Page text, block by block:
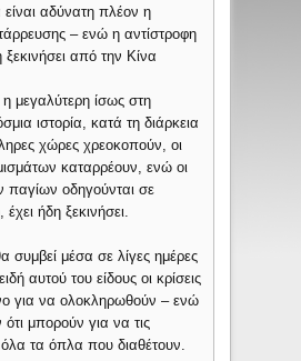
αδύνατη πλέον η
– ενώ η αντίστροφη
ξεκινήσει από την Κίνα
μεγαλύτερη ίσως στη
ιστορία, κατά τη διάρκεια
χώρες χρεοκοπούν, οι
καταρρέουν, ενώ οι
παγίων οδηγούνται σε
ήδη ξεκινήσει.
συμβεί μέσα σε λίγες ημέρες
αυτού του είδους οι κρίσεις
για να ολοκληρωθούν – ενώ
μπορούν για να τις
τα όπλα που διαθέτουν.